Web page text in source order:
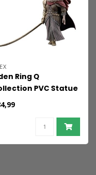
Ring Q
PVC Statue
Blade of